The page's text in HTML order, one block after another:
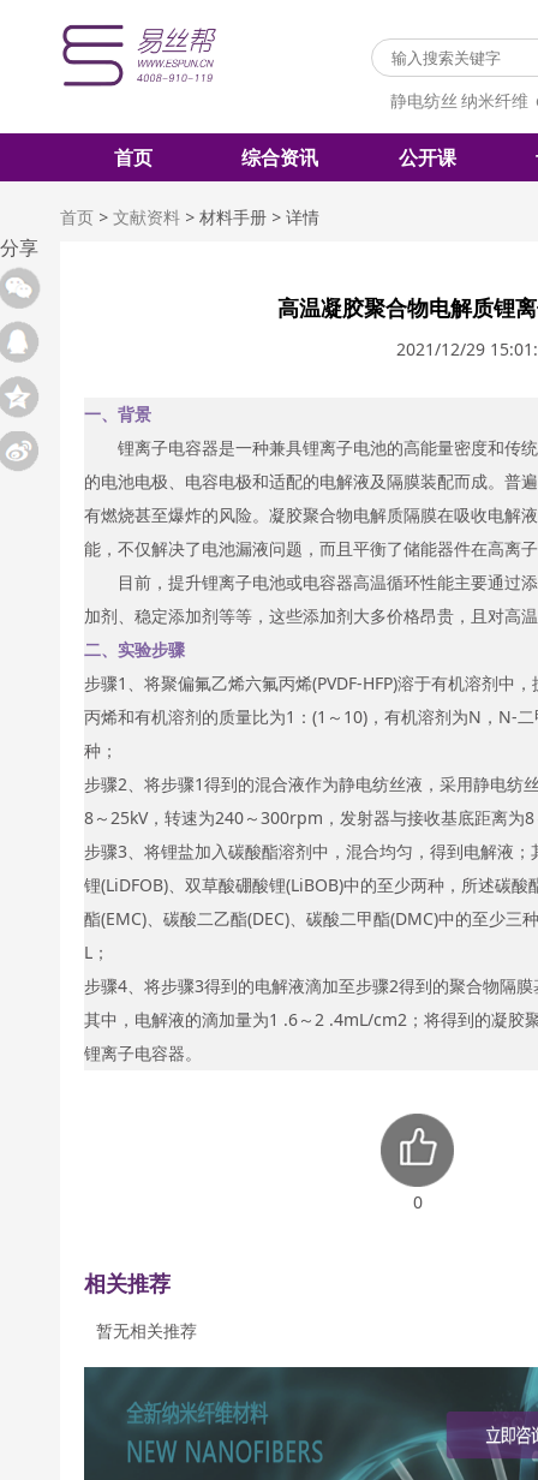
静电纺丝 纳米纤维
首页 综合资讯 公开课
首页 > 文献资料 > 材料手册 > 详情
高温凝胶聚合物电解质锂
2021/12/29
一、背景
锂离子电容器是一种兼具锂离子电池的高能量密度和传
的电池电极、电容电极和适配的电解液及隔膜装配而成。普
有燃烧甚至爆炸的风险。凝胶聚合物电解质隔膜在吸收电解
能，不仅解决了电池漏液问题，而且平衡了储能器件在高离
目前，提升锂离子电池或电容器高温循环性能主要通过
加剂、稳定添加剂等等，这些添加剂大多价格昂贵，且对高
二、实验步骤
步骤1、将聚偏氟乙烯六氟丙烯(PVDF-HFP)溶于有机溶剂中
丙烯和有机溶剂的质量比为1：(1～10)，有机溶剂为N，N-
种；
步骤2、将步骤1得到的混合液作为静电纺丝液，采用静电纺
8～25kV，转速为240～300rpm，发射器与接收基底距离为
步骤3、将锂盐加入碳酸酯溶剂中，混合均匀，得到电解液
锂(LiDFOB)、双草酸硼酸锂(LiBOB)中的至少两种，所述碳
酯(EMC)、碳酸二乙酯(DEC)、碳酸二甲酯(DMC)中的至少
L；
步骤4、将步骤3得到的电解液滴加至步骤2得到的聚合物隔
其中，电解液的滴加量为1 .6～2 .4mL/cm2；将得到的凝胶
锂离子电容器。
0
相关推荐
暂无相关推荐
分享